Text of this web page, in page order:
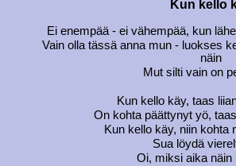
Kun kello
Ei enempää - ei vähempää, kun
Vain olla tässä anna mun - luokses
näin
Mut silti vain on
Kun kello käy, taas
On kohta päättynyt yö,
Kun kello käy, niin kohta
Sua löydä
Oi, miksi aika näin